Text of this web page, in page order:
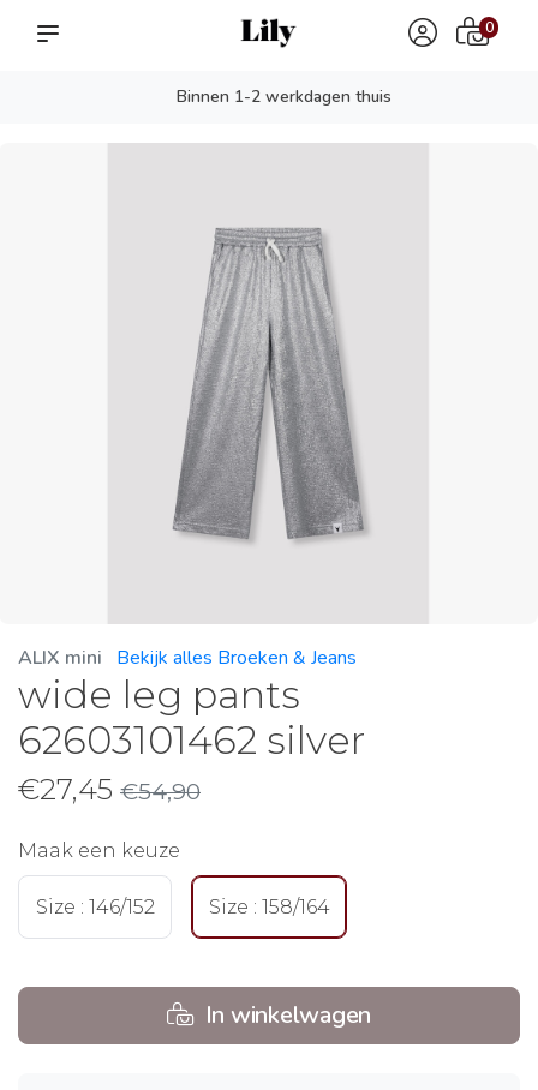
Binnen 1-2 werkdagen thuis
0
ALIX mini Bekijk alles Broeken & Jeans
wide leg pants
62603101462 silver
€27,45 €54,90
Maak een keuze
Size : 146/152 Size : 158/164
In winkelwagen